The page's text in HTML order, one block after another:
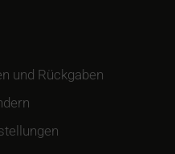
und Rückgaben